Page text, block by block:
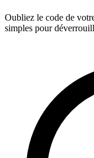
Oubliez le code de
simples pour